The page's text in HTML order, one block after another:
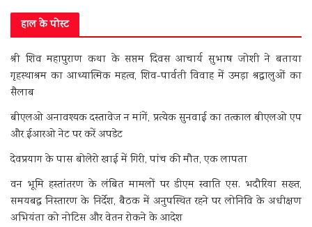
हाल के पोस्ट
श्री शिव महापुराण कथा के सप्तम दिवस आचार्य सुभाष जोशी ने बताया
गृहस्थाश्रम का आध्यात्मिक महत्व, शिव-पार्वती विवाह में उमड़ा श्रद्धालुओं का
सैलाब
बीएलओ अनावश्यक दस्तावेज न मांगें, प्रत्येक सुनवाई का तत्काल बीएलओ एप
और ईआरओ नेट पर करें अपडेट
देवप्रयाग के पास बोलेरो खाई में गिरी, पांच की मौत, एक लापता
वन भूमि हस्तांतरण के लंबित मामलों पर डीएम स्वाति एस. भदौरिया सख्त,
समयबद्ध निस्तारण के निर्देश, बैठक में अनुपस्थित रहने पर लोनिवि के अधीक्षण
अभियंता को नोटिस और वेतन रोकने के आदेश